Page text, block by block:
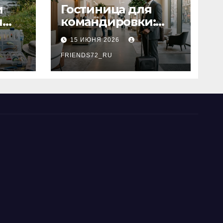
Гостиница для
командировки:
основные
критерии выбора
15 ИЮНЯ 2026
FRIENDS72_RU